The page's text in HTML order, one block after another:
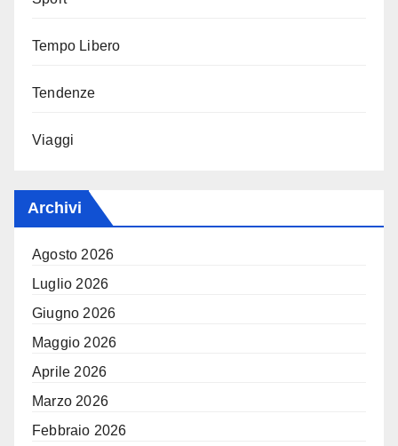
Tempo Libero
Tendenze
Viaggi
Archivi
Agosto 2026
Luglio 2026
Giugno 2026
Maggio 2026
Aprile 2026
Marzo 2026
Febbraio 2026